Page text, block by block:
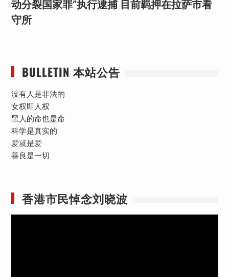
动分裂国家罪”执行逮捕 目前羁押在拉萨市看
守所
BULLETIN 本站公告
没有人是非法的
女权即人权
黑人的命也是命
科学是真实的
爱就是爱
善良是一切
香港市民悼念刘晓波